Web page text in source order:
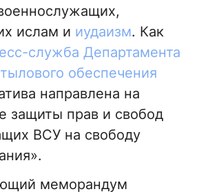
ислам и иудаизм. Как
служба Департамента
обеспечения
направлена на
защиты прав и свобод
ВСУ на свободу
меморандум